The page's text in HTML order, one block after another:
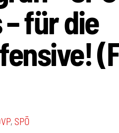
für die
, SPÖ